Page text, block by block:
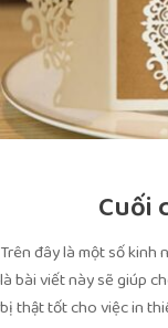
Cuối
Trên đây là một số
là bài viết này sẽ giúp
bị thật tốt cho việc in